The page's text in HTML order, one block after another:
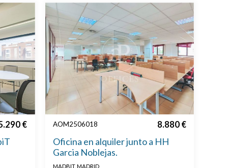
€ AOM2506018 8.880 €
Oficina en alquiler junto a HH
Garcia Noblejas.
MADBIT, MADRID